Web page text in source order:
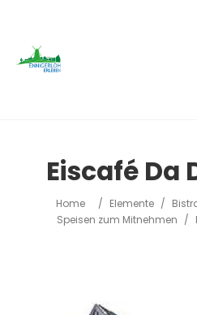
Eiscafé Da
Home / Elemente /
Speisen zum Mitnehmen /